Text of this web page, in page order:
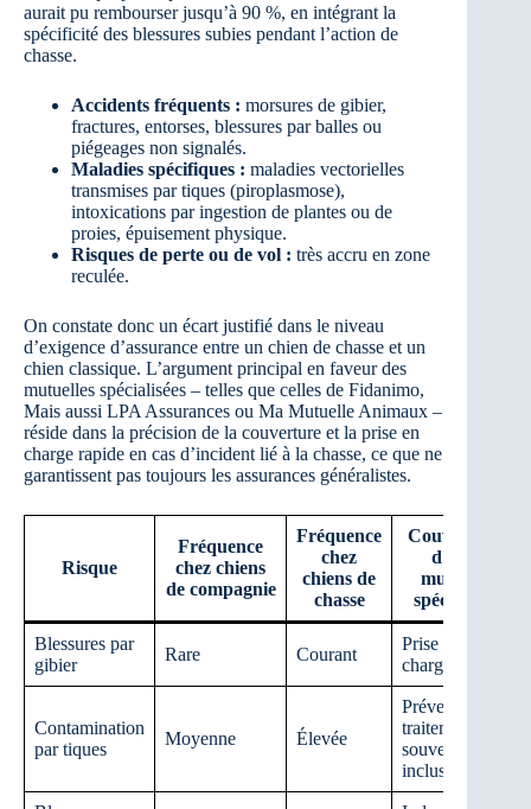
aurait pu rembourser jusqu’à 90 %, en intégrant la
spécificité des blessures subies pendant l’action de
chasse.
Accidents fréquents : morsures de gibier,
fractures, entorses, blessures par balles ou
piégeages non signalés.
Maladies spécifiques : maladies vectorielles
transmises par tiques (piroplasmose),
intoxications par ingestion de plantes ou de
proies, épuisement physique.
Risques de perte ou de vol : très accru en zone
reculée.
On constate donc un écart justifié dans le niveau
d’exigence d’assurance entre un chien de chasse et un
chien classique. L’argument principal en faveur des
mutuelles spécialisées – telles que celles de Fidanimo,
Mais aussi LPA Assurances ou Ma Mutuelle Animaux –
réside dans la précision de la couverture et la prise en
charge rapide en cas d’incident lié à la chasse, ce que ne
garantissent pas toujours les assurances généralistes.
Risque
Fréquence
chez chiens
de compagnie
Fréquence
chez
chiens de
chasse
Couverture
d’une
mutuelle
spécialisée
Blessures par
gibier
Rare Courant
Prise en
charge élevée
Contamination
par tiques
Moyenne Élevée
Prévention et
traitement
souvent
inclus